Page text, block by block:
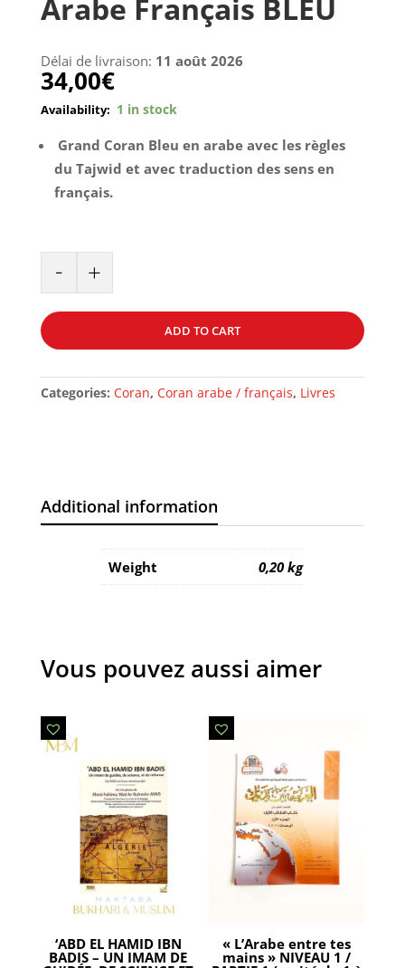
Arabe Français BLEU
Délai de livraison: 11 août 2026
34,00€
1 in stock
Grand Coran Bleu en arabe avec les règles
du Tajwid et avec traduction des sens en
français.
-
Tajwid
Arabe
BLEU
quantity
+
ADD TO CART
Categories: Coran, Coran arabe / français, Livres
Additional information
Weight 0,20 kg
Vous pouvez aussi aimer
‘ABD EL HAMID IBN
BADIS – UN IMAM DE
« L’Arabe entre tes
mains » NIVEAU 1 /